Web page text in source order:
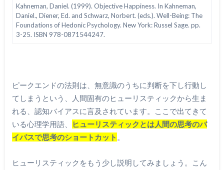
Kahneman, Daniel. (1999). Objective Happiness. In Kahneman,
Daniel., Diener, Ed. and Schwarz, Norbert. (eds.). Well-Being: The
Foundations of Hedonic Psychology. New York: Russel Sage. pp.
3-25. ISBN 978-0871544247.
ピークエンドの法則は、無意識のうちに判断を下し行動し
てしまうという、人間固有のヒューリスティックから生ま
れる、認知バイアスに言及されています。ここで出てきて
いる心理学用語、
ヒューリスティックとは人間の思考のバ
イパスで思考のショートカット 。
ヒューリスティックをもう少し説明してみましょう。こん